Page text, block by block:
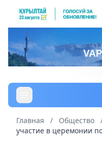
Главная / Общество
участие в церемонии